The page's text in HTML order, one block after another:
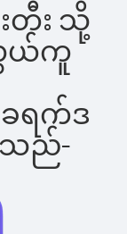
းတီး သို့
လွယ်ကူ
ခရက်ဒ
သည်-